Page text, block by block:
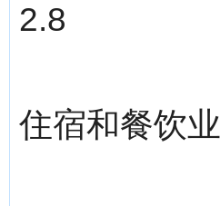
2.8
住宿和餐饮业